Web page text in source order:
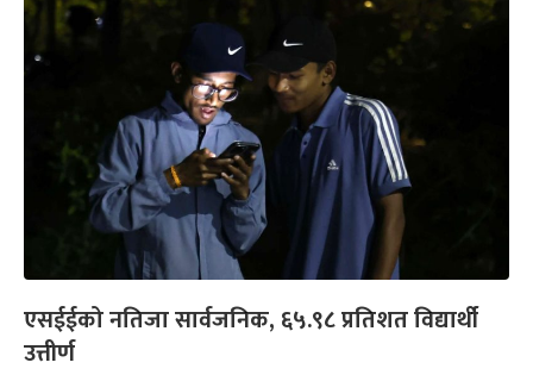
एसईईको नतिजा सार्वजनिक, ६५.९८ प्रतिशत विद्यार्थी
उत्तीर्ण